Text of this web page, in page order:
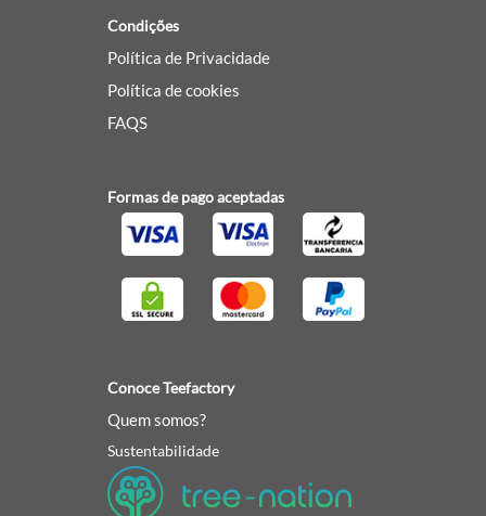
Condições
Política de Privacidade
Política de cookies
FAQS
Formas de pago aceptadas
Conoce Teefactory
Quem somos?
Sustentabilidade